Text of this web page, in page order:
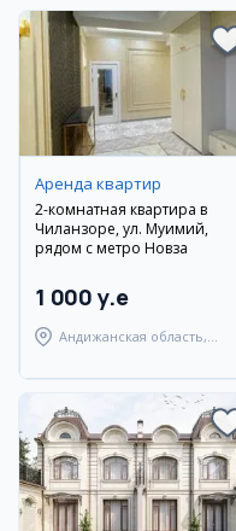
Аренда квартир
2-комнатная квартира в
Чиланзоре, ул. Муқимий,
рядом с метро Новза
1 000 y.e
Андижанская область,